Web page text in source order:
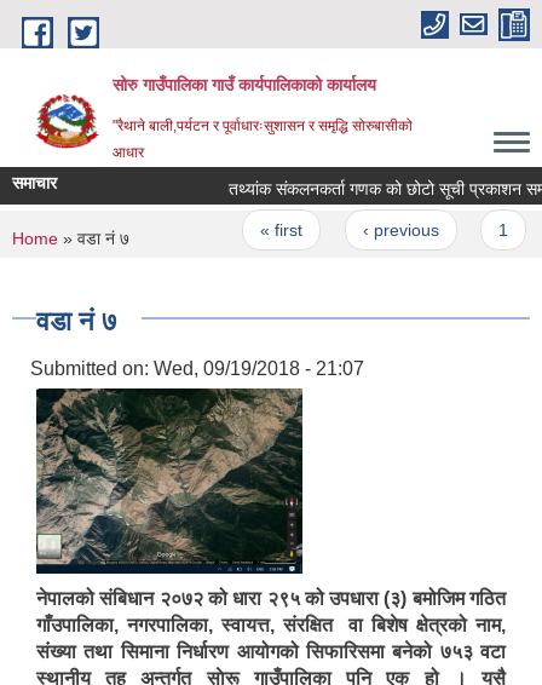
Skip to main content
सोरु गाउँपालिका गाउँ कार्यपालिकाको कार्यालय
"रैथाने बाली,पर्यटन र पूर्वाधारःसुशासन र समृद्धि सोरुबासीको
आधार
समाचार तथ्यांक संकलनकर्ता गणक को छोटो सूची प्रकाशन
Pages
« first ‹ previous
You are here
Home » वडा नं ७
वडा नं ७
Submitted on: Wed, 09/19/2018 - 21:07
नेपालको संबिधान २०७२ को धारा २९५ को उपधारा (३) बमोजिम गठित
गाँउपालिका, नगरपालिका, स्वायत्त, संरक्षित वा बिशेष क्षेत्रको नाम,
संख्या तथा सिमाना निर्धारण आयोगको सिफारिसमा बनेको ७५३ वटा
स्थानीय तह अन्तर्गत साेरू गाउँपालिका पनि एक हो । यसै